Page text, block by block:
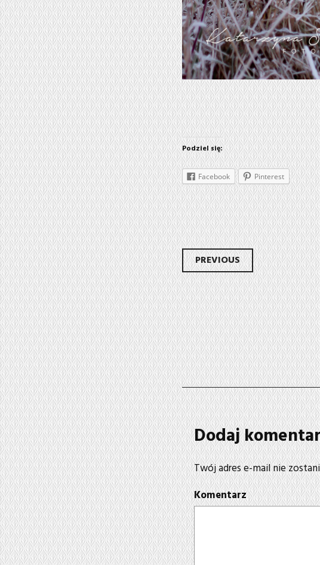
Podziel się:
Facebook Pinterest
Post
PREVIOUS
Dodaj
Twój adres e-mail nie
Komentarz